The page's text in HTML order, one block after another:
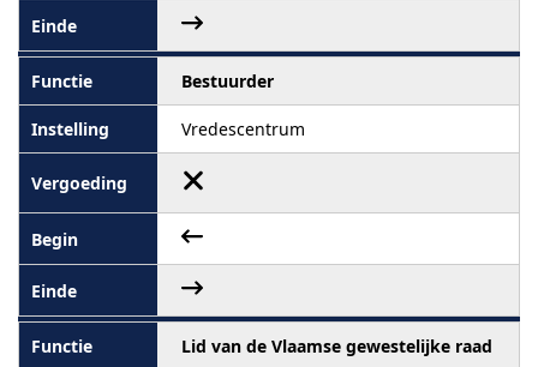
Bestuurder
Vredescentrum
Lid van de Vlaamse gewestelijke raad